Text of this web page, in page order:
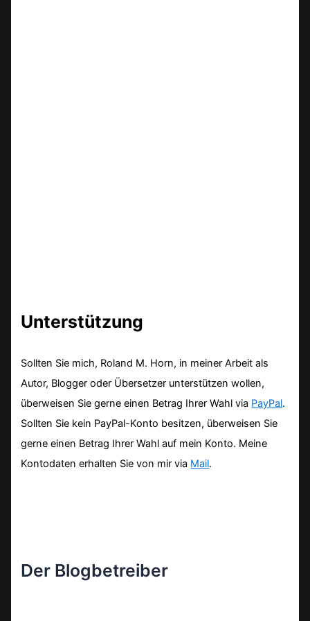
Unterstützung
Sollten Sie mich, Roland M. Horn, in meiner Arbeit als
Autor, Blogger oder Übersetzer unterstützen wollen,
überweisen Sie gerne einen Betrag Ihrer Wahl via PayPal.
Sollten Sie kein PayPal-Konto besitzen, überweisen Sie
gerne einen Betrag Ihrer Wahl auf mein Konto. Meine
Kontodaten erhalten Sie von mir via Mail.
Der Blogbetreiber